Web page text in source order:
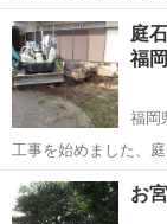
て、車載の2tクレー
ビスの萩尾と言いま
さい、
福岡 筑紫野市
庭
福
福岡
工事を始めました、
小割してゆきました
福岡 筑紫野市
お